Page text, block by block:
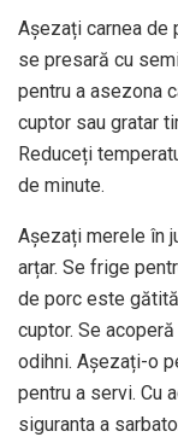
Așezați carnea de
se presară cu
pentru a asezona
cuptor sau gratar
Reduceți
de minute.
Așezați merele în
arțar. Se frige
de porc este
cuptor. Se
odihni. Așezați-o
pentru a servi. Cu
siguranta a